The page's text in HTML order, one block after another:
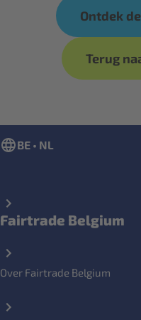
Ontdek
Terug
BE • NL
Fairtrade Belgium
Over Fairtrade Belgium